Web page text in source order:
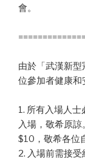
會。
由於「武漢新
位參加者健康和
1. 所有入場人
入場，敬希原
$10，敬希各位
2. 入場前需接